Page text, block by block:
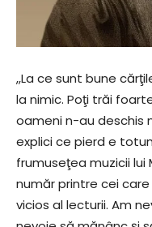
,,La ce sunt bune
la nimic. Poţi trăi
oameni n-au deschis
explici ce pierd e
frumuseţea muzicii lui
număr printre cei
vicios al lecturii. Am